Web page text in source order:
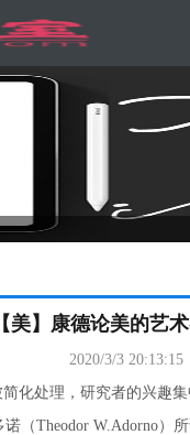
【美】康德论美的艺
2020/3/3 20:13:15
化处理，研究者的兴
Theodor W.Adorno